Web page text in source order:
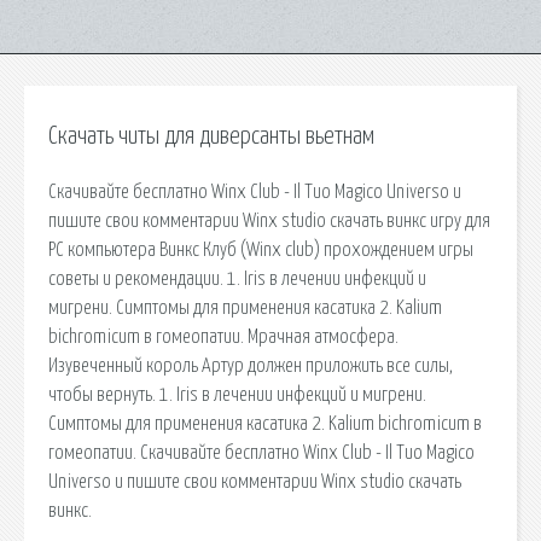
Скачать читы для диверсанты вьетнам
Скачивайте бесплатно Winx Club - Il Tuo Magico Universo и
пишите свои комментарии Winx studio скачать винкс игру для
PC компьютера Винкс Клуб (Winx club) прохождением игры
советы и рекомендации. 1. Iris в лечении инфекций и
мигрени. Симптомы для применения касатика 2. Kalium
bichromicum в гомеопатии. Мрачная атмосфера.
Изувеченный король Артур должен приложить все силы,
чтобы вернуть. 1. Iris в лечении инфекций и мигрени.
Симптомы для применения касатика 2. Kalium bichromicum в
гомеопатии. Скачивайте бесплатно Winx Club - Il Tuo Magico
Universo и пишите свои комментарии Winx studio скачать
винкс.